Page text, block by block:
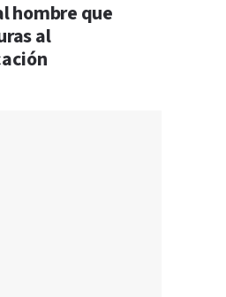
hombre que
al